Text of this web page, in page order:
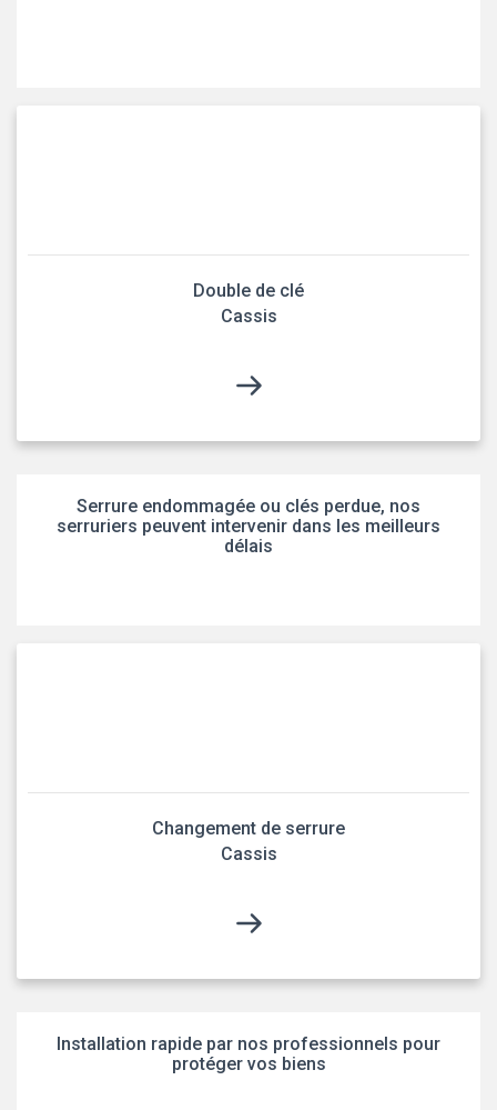
Double de clé
Cassis
Serrure endommagée ou clés perdue, nos
serruriers peuvent intervenir dans les meilleurs
délais
Changement de serrure
Cassis
Installation rapide par nos professionnels pour
protéger vos biens